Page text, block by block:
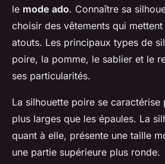
le mode ado. Connaître sa
choisir des vêtements qui
atouts. Les principaux types de
poire, la pomme, le sablier et le
ses particularités.
La silhouette poire se caractérise
plus larges que les épaules. La
quant à elle, présente une taille
une partie supérieure plus ronde.